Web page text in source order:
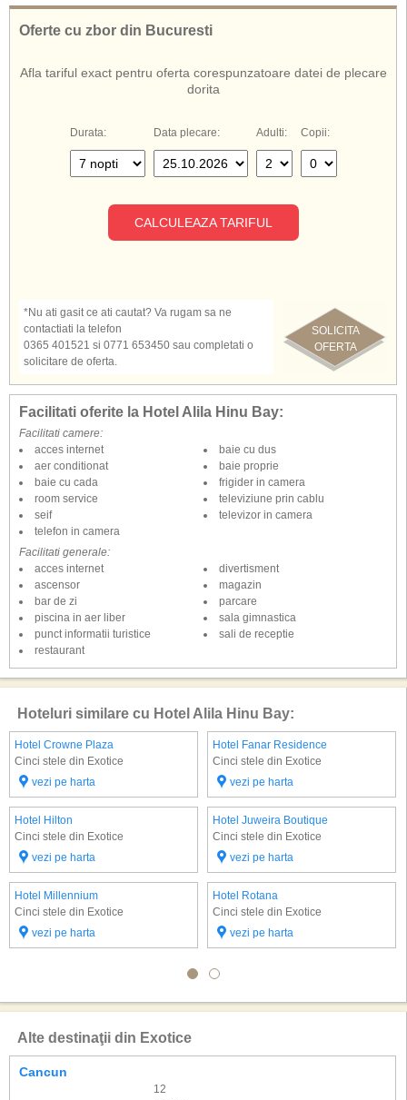
Oferte cu zbor din Bucuresti
Afla tariful exact pentru oferta corespunzatoare datei de plecare
dorita
Durata: Data plecare: Adulti: Copii:
CALCULEAZA TARIFUL
SOLICITA
OFERTA
*Nu ati gasit ce ati cautat? Va rugam sa ne
contactiati la telefon
0365 401521 si 0771 653450 sau completati o
solicitare de oferta.
Facilitati oferite la Hotel Alila Hinu Bay:
Facilitati camere:
acces internet
aer conditionat
baie cu cada
baie cu dus
baie proprie
frigider in camera
room service
seif
telefon in camera
televiziune prin cablu
televizor in camera
Facilitati generale:
acces internet
ascensor
bar de zi
divertisment
magazin
parcare
piscina in aer liber
punct informatii turistice
restaurant
sala gimnastica
sali de receptie
Hoteluri similare cu Hotel Alila Hinu Bay:
Hotel Crowne Plaza
Cinci stele din Exotice
vezi pe harta
Hotel Fanar Residence
Cinci stele din Exotice
vezi pe harta
Hotel Hilton
Cinci stele din Exotice
vezi pe harta
Hotel Juweira Boutique
Cinci stele din Exotice
vezi pe harta
Hotel Millennium
Cinci stele din Exotice
vezi pe harta
Hotel Rotana
Cinci stele din Exotice
vezi pe harta
Alte destinaţii din Exotice
Cancun
12